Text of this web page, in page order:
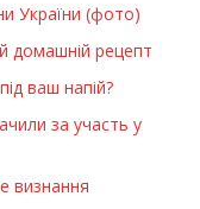
України (фото)
домашній рецепт
ваш напій?
за участь у
визнання